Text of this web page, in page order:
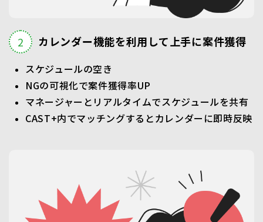
カレンダー機能を利用して上手に案件獲得
スケジュールの空き
NGの可視化で案件獲得率UP
マネージャーとリアルタイムでスケジュールを共有
CAST+内でマッチングするとカレンダーに即時反映